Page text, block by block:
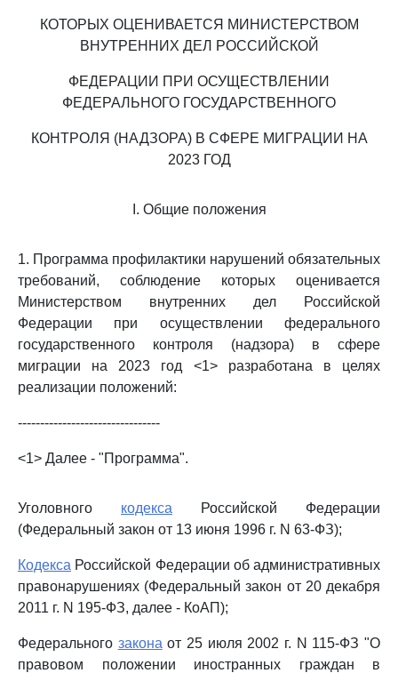
КОТОРЫХ ОЦЕНИВАЕТСЯ МИНИСТЕРСТВОМ
ВНУТРЕННИХ ДЕЛ РОССИЙСКОЙ
ФЕДЕРАЦИИ ПРИ ОСУЩЕСТВЛЕНИИ
ФЕДЕРАЛЬНОГО ГОСУДАРСТВЕННОГО
КОНТРОЛЯ (НАДЗОРА) В СФЕРЕ МИГРАЦИИ НА
2023 ГОД
I. Общие положения
1. Программа профилактики нарушений обязательных
требований, соблюдение которых оценивается
Министерством внутренних дел Российской
Федерации при осуществлении федерального
государственного контроля (надзора) в сфере
миграции на 2023 год <1> разработана в целях
реализации положений:
--------------------------------
<1> Далее - "Программа".
Уголовного кодекса Российской Федерации
(Федеральный закон от 13 июня 1996 г. N 63-ФЗ);
Кодекса Российской Федерации об административных
правонарушениях (Федеральный закон от 20 декабря
2011 г. N 195-ФЗ, далее - КоАП);
Федерального закона от 25 июля 2002 г. N 115-ФЗ "О
правовом положении иностранных граждан в